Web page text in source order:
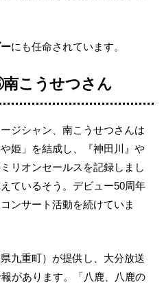
にも任命されています。
こうせつさん
ジシャン、南こうせつさんは
姫」を結成し、『神田川』や
リオンセールスを記録しまし
ているそう。デビュー50周年
ンサート活動を続けていま
県九重町）が提供し、大分放送
があります。「八鹿、八鹿の